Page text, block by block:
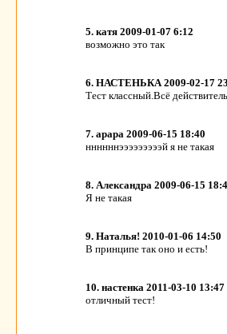
5. катя 2009-01-07 6:12
возможно это так
6. НАСТЕНЬКА 2009-02-17
Тест классный.Всё
7. арара 2009-06-15 18:40
ннннннэээээээээй я не такая
8. Александра 2009-06-15
Я не такая
9. Наталья! 2010-01-06 14:50
В принципе так оно и есть!
10. настенка 2011-03-10 13:47
отличный тест!